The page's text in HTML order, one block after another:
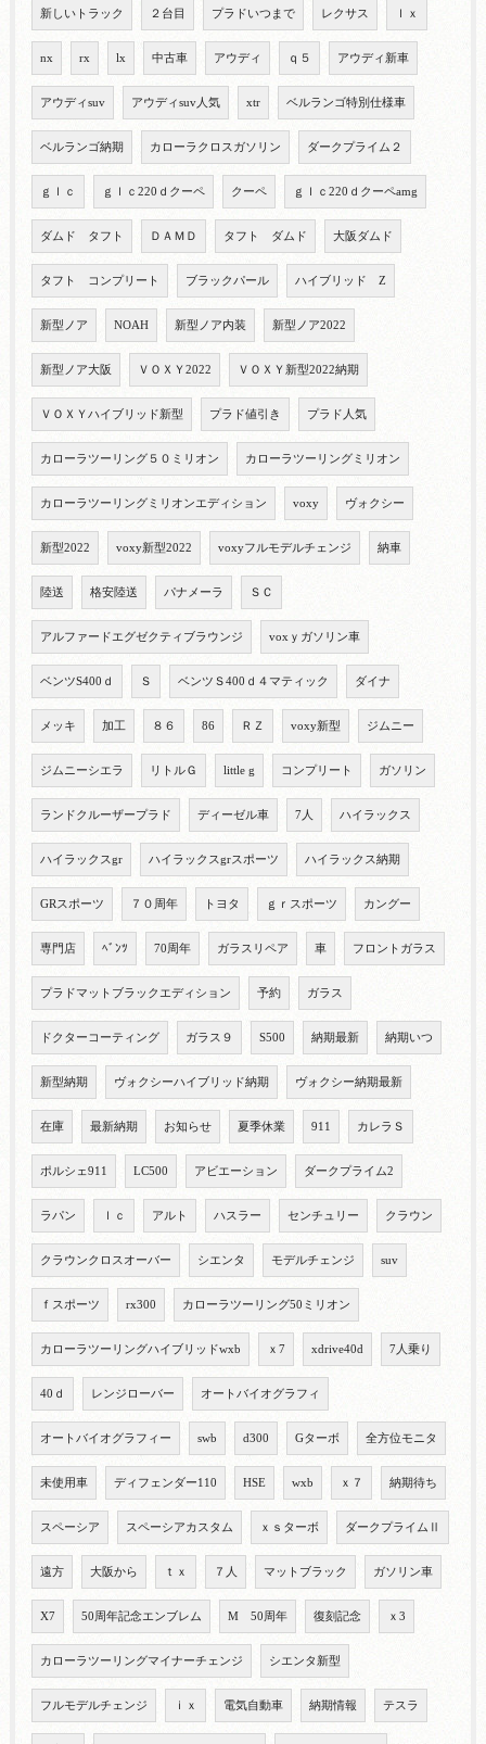
新しいトラック ２台目 プラドいつまで レクサス ｌｘ
nx rx lx 中古車 アウディ ｑ５ アウディ新車
アウディsuv アウディsuv人気 xtr ベルランゴ特別仕様車
ベルランゴ納期 カローラクロスガソリン ダークプライム２
ｇｌｃ ｇｌｃ220ｄクーペ クーペ ｇｌｃ220ｄクーペamg
ダムド タフト ＤＡＭＤ タフト ダムド 大阪ダムド
タフト コンプリート ブラックパール ハイブリッド Z
新型ノア NOAH 新型ノア内装 新型ノア2022
新型ノア大阪 ＶＯＸＹ2022 ＶＯＸＹ新型2022納期
ＶＯＸＹハイブリッド新型 プラド値引き プラド人気
カローラツーリング５０ミリオン カローラツーリングミリオン
カローラツーリングミリオンエディション voxy ヴォクシー
新型2022 voxy新型2022 voxyフルモデルチェンジ 納車
陸送 格安陸送 パナメーラ ＳＣ
アルファードエグゼクティブラウンジ voxｙガソリン車
ベンツS400ｄ Ｓ ベンツＳ400ｄ４マティック ダイナ
メッキ 加工 ８６ 86 ＲＺ voxy新型 ジムニー
ジムニーシエラ リトルＧ little g コンプリート ガソリン
ランドクルーザープラド ディーゼル車 7人 ハイラックス
ハイラックスgr ハイラックスgrスポーツ ハイラックス納期
GRスポーツ ７０周年 トヨタ ｇｒスポーツ カングー
専門店 ﾍﾞﾝﾂ 70周年 ガラスリペア 車 フロントガラス
プラドマットブラックエディション 予約 ガラス
ドクターコーティング ガラス９ S500 納期最新 納期いつ
新型納期 ヴォクシーハイブリッド納期 ヴォクシー納期最新
在庫 最新納期 お知らせ 夏季休業 911 カレラＳ
ポルシェ911 LC500 アビエーション ダークプライム2
ラパン ｌｃ アルト ハスラー センチュリー クラウン
クラウンクロスオーバー シエンタ モデルチェンジ suv
ｆスポーツ rx300 カローラツーリング50ミリオン
カローラツーリングハイブリッドwxb ｘ7 xdrive40d 7人乗り
40ｄ レンジローバー オートバイオグラフィ
オートバイオグラフィー swb d300 Gターボ 全方位モニタ
未使用車 ディフェンダー110 HSE wxb ｘ７ 納期待ち
スペーシア スペーシアカスタム ｘｓターボ ダークプライムⅡ
遠方 大阪から ｔｘ ７人 マットブラック ガソリン車
X7 50周年記念エンブレム M 50周年 復刻記念 ｘ3
カローラツーリングマイナーチェンジ シエンタ新型
フルモデルチェンジ ｉｘ 電気自動車 納期情報 テスラ